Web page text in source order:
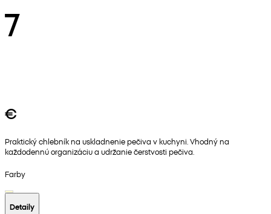
7
€
Praktický chlebník na uskladnenie pečiva v kuchyni. Vhodný na
každodennú organizáciu a udržanie čerstvosti pečiva.
Farby
Detaily